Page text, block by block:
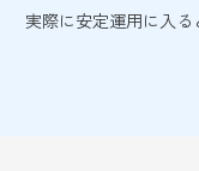
実際に安定運用に入